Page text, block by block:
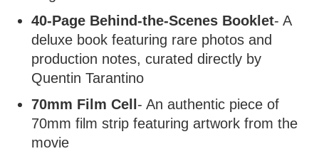
40-Page Behind-the-Scenes Booklet- A
deluxe book featuring rare photos and
production notes, curated directly by
Quentin Tarantino
70mm Film Cell - An authentic piece of
70mm film strip featuring artwork from the
movie